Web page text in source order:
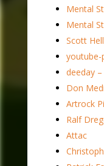
Mental
Mental
Scott
youtube-
deeday
Don
Artrock
Ralf
Attac